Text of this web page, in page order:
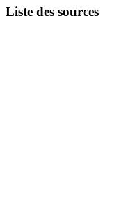
Liste des sources